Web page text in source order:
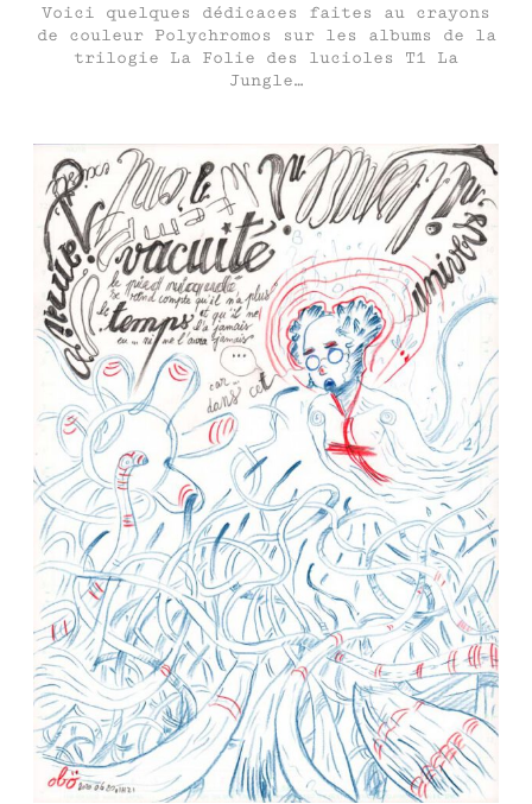
Voici quelques dédicaces faites au crayons
de couleur Polychromos sur les albums de la
trilogie La Folie des lucioles T1 La
Jungle…